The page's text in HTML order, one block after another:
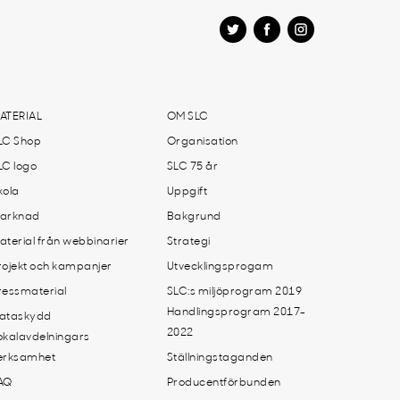
Shop
logo
från webbinarier
och kampanjer
OM SLC
Organisation
SLC 75 år
Uppgift
Bakgrund
Strategi
Utvecklingsprogam
SLC:s miljöprogram 2019
Handlingsprogram 2017-
2022
Ställningstaganden
Producentförbunden